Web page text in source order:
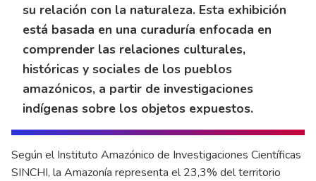
su relación con la naturaleza. Esta exhibición
está basada en una curaduría enfocada en
comprender las relaciones culturales,
históricas y sociales de los pueblos
amazónicos, a partir de investigaciones
indígenas sobre los objetos expuestos.
Según el Instituto Amazónico de Investigaciones Científicas
SINCHI, la Amazonía representa el 23,3% del territorio